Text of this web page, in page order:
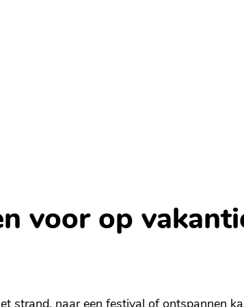
voor op
strand, naar een festival of ontspannen